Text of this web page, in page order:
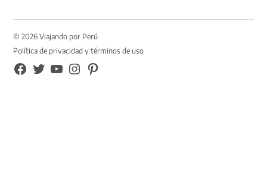
© 2026 Viajando por Perú
Política de privacidad y términos de uso
FB
TW YouTubeInstagramPinterest